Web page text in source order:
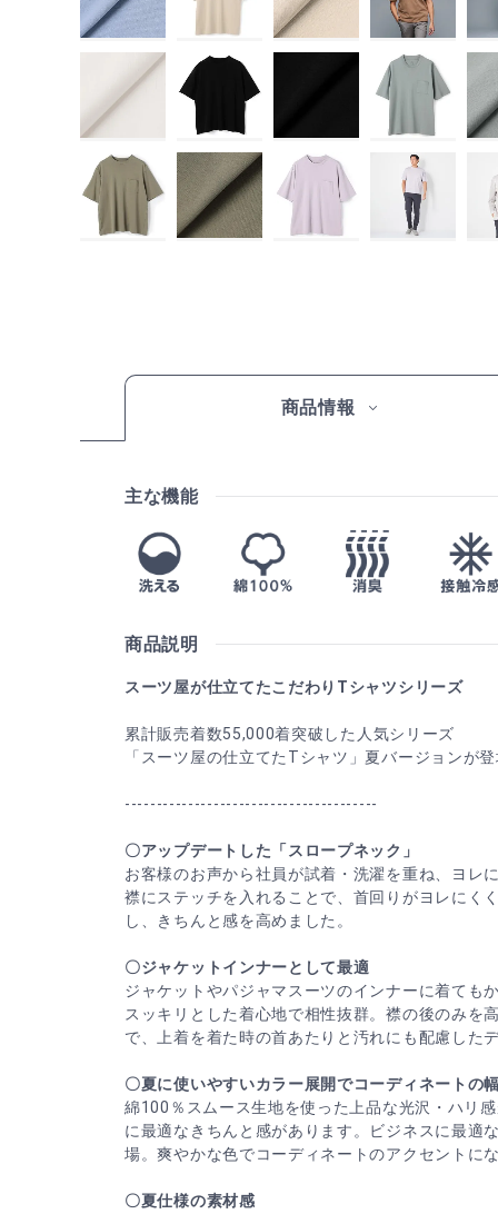
商品情報
主な機能
商品説明
スーツ屋が仕立てたこだわりTシャツシリーズ
累計販売着数55,000着突破した人気シリーズ
「スーツ屋の仕立てたTシャツ」夏バージョンが
----------------------------------------
〇アップデートした「スロープネック」
お客様のお声から社員が試着・洗濯を重ね、ヨレ
襟にステッチを入れることで、首回りがヨレにく
し、きちんと感を高めました。
〇ジャケットインナーとして最適
ジャケットやパジャマスーツのインナーに着ても
スッキリとした着心地で相性抜群。襟の後のみを
で、上着を着た時の首あたりと汚れにも配慮した
〇夏に使いやすいカラー展開でコーディネートの
綿100％スムース生地を使った上品な光沢・ハリ
に最適なきちんと感があります。ビジネスに最適
場。爽やかな色でコーディネートのアクセントに
〇夏仕様の素材感